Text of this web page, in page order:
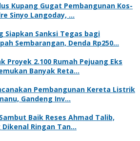
Kupang Gugat Pembangunan Kos-
Sinyo Langoday, …
Siapkan Sanksi Tegas bagi
Sembarangan, Denda Rp250…
Proyek 2.100 Rumah Pejuang Eks
Banyak Reta…
Pembangunan Kereta Listrik
Gandeng Inv…
Baik Reses Ahmad Talib,
Dikenal Ringan Tan…